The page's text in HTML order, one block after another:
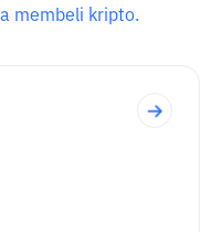
membeli kripto.